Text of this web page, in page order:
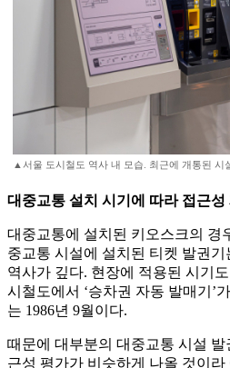
▲서울 도시철도 역사 내 모습. 최근에 개통된
대중교통 설치 시기에 따라 접근성
대중교통에 설치된 키오스크의 경
중교통 시설에 설치된 티켓 발권
역사가 깊다. 현장에 적용된 시기
시철도에서 ‘승차권 자동 발매기’
는 1986년 9월이다.
때문에 대부분의 대중교통 시설
근성 평가가 비슷하게 나올 것이